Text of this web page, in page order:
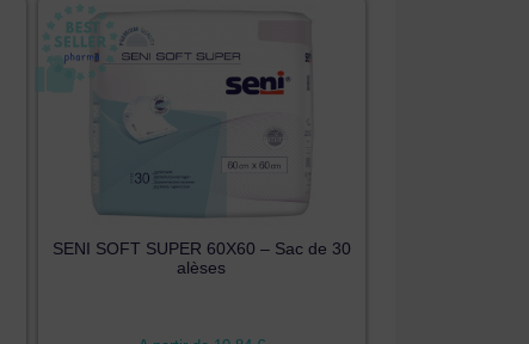
SENI SOFT SUPER 60X60 – Sac de 30
alèses